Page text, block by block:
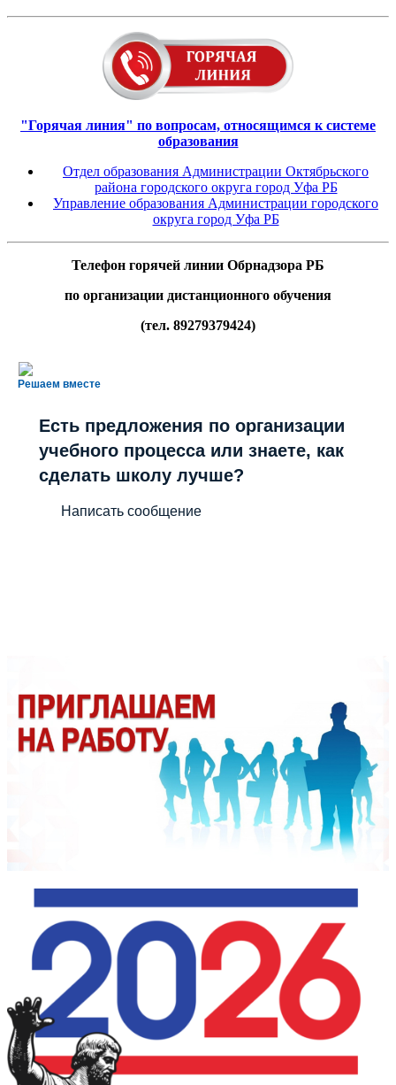
"Горячая линия" по вопросам, относящимся к системе
образования
Отдел образования Администрации Октябрьского
района городского округа город Уфа РБ
Управление образования Администрации городского
округа город Уфа РБ
Телефон горячей линии Обрнадзора РБ
по организации дистанционного обучения
(тел. 89279379424)
Решаем вместе
Есть предложения по организации
учебного процесса или знаете, как
сделать школу лучше?
Написать сообщение